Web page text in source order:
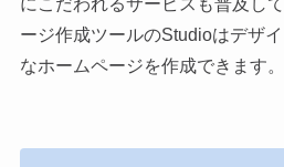
にこだわれるサービスも普及し
ージ作成ツールのStudioはデザ
なホームページを作成できます。